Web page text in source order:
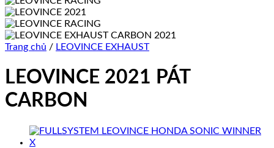
Trang chủ / LEOVINCE EXHAUST
LEOVINCE 2021 PÁT
CARBON